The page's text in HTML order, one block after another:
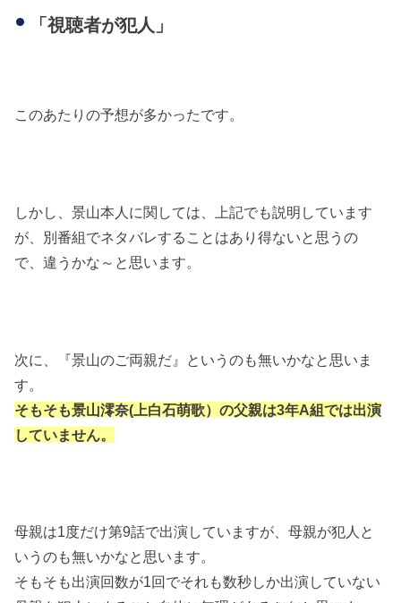
「視聴者が犯人」
このあたりの予想が多かったです。
しかし、景山本人に関しては、上記でも説明しています
が、別番組でネタバレすることはあり得ないと思うの
で、違うかな～と思います。
次に、『景山のご両親だ』というのも無いかなと思いま
す。
そもそも景山澪奈(上白石萌歌）の父親は3年A組では出演
していません。
母親は1度だけ第9話で出演していますが、母親が犯人と
いうのも無いかなと思います。
そもそも出演回数が1回でそれも数秒しか出演していない